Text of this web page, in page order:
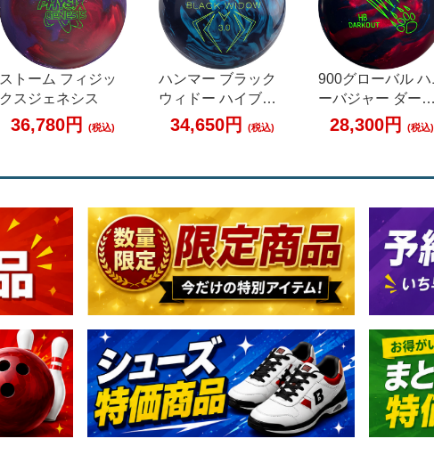
900グローバル ハニ
ーバジャー ダーク
アウト
28,300円 (税込)
ストーム アルファ
ークラックス
36,780円 (税込)
ブランズウィック
ニューメズマライ
ズ34,650円 (税込)